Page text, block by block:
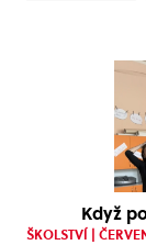
Když
ŠKOLSTVÍ |